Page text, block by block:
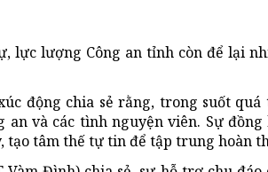
lực lượng Công an tỉnh còn để lại
động chia sẻ rằng, trong suốt
và các tình nguyện viên. Sự
tâm thế tự tin để tập trung hoàn